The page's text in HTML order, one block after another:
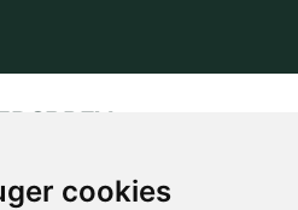
cookies